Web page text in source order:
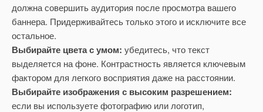
должна совершить аудитория после просмотра вашего
баннера. Придерживайтесь только этого и исключите все
остальное.
Выбирайте цвета с умом: убедитесь, что текст
выделяется на фоне. Контрастность является ключевым
фактором для легкого восприятия даже на расстоянии.
Выбирайте изображения с высоким разрешением:
если вы используете фотографию или логотип,